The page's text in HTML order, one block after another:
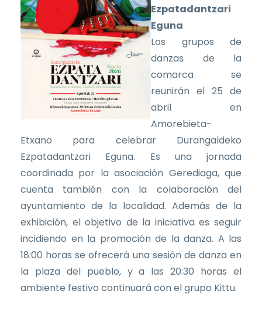
Ezpatadantzari
Eguna
Los grupos de
danzas de la
comarca se
reunirán el 25 de
abril en
Amorebieta-
Etxano para celebrar Durangaldeko
Ezpatadantzari Eguna. Es una jornada
coordinada por la asociación Gerediaga, que
cuenta también con la colaboración del
ayuntamiento de la localidad. Además de la
exhibición, el objetivo de la iniciativa es seguir
incidiendo en la promoción de la danza. A las
18:00 horas se ofrecerá una sesión de danza en
la plaza del pueblo, y a las 20:30 horas el
ambiente festivo continuará con el grupo Kittu.